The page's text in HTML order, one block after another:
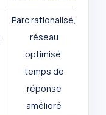
Parc rationalisé,
réseau
optimisé,
temps de
réponse
amélioré